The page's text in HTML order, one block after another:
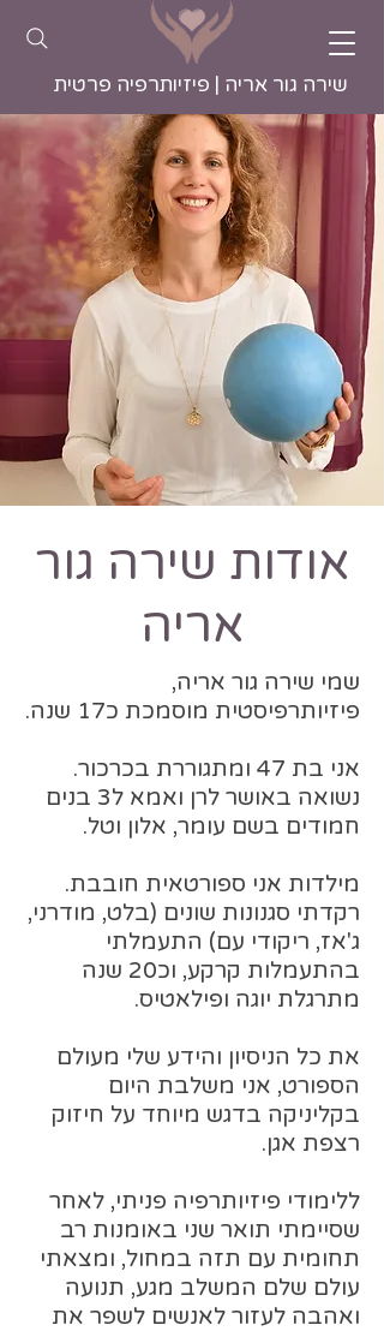
שירה גור אריה | פיזיותרפיה פרטית
אודות שירה גור
אריה
שמי שירה גור אריה,
פיזיותרפיסטית מוסמכת כ17 שנה.
אני בת 47 ומתגוררת בכרכור.
נשואה באושר לרן ואמא ל3 בנים
חמודים בשם עומר, אלון וטל.
מילדות אני ספורטאית חובבת.
רקדתי סגנונות שונים (בלט, מודרני,
ג'אז, ריקודי עם) התעמלתי
בהתעמלות קרקע, וכ20 שנה
מתרגלת יוגה ופילאטיס.
את כל הניסיון והידע שלי מעולם
הספורט, אני משלבת היום
בקליניקה בדגש מיוחד על חיזוק
רצפת אגן.
ללימודי פיזיותרפיה פניתי, לאחר
שסיימתי תואר שני באומנות רב
תחומית עם תזה במחול, ומצאתי
עולם שלם המשלב מגע, תנועה
ואהבה לעזור לאנשים לשפר את